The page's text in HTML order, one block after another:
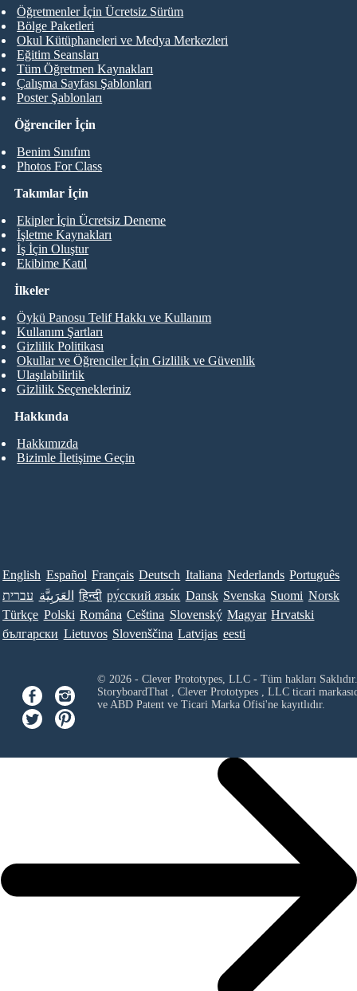
Öğrenciler İçin
Benim Sınıfım
Photos For Class
Öğretmenler İçin Ücretsiz Sürüm
Bölge Paketleri
Okul Kütüphaneleri ve Medya Merkezleri
Eğitim Seansları
Tüm Öğretmen Kaynakları
Çalışma Sayfası Şablonları
Poster Şablonları
Takımlar İçin
Ekipler İçin Ücretsiz Deneme
İşletme Kaynakları
İş İçin Oluştur
Ekibime Katıl
Hakkında
Hakkımızda
Bizimle İletişime Geçin
İlkeler
Öykü Panosu Telif Hakkı ve Kullanım
Kullanım Şartları
Gizlilik Politikası
Okullar ve Öğrenciler İçin Gizlilik ve Güvenlik
Ulaşılabilirlik
Gizlilik Seçenekleriniz
English Español Français Deutsch Italiana Nederlands Português
עברית العَرَبِيَّة हिन्दी ру́сский язы́к Dansk Svenska Suomi Norsk
Türkçe Polski Româna Ceština Slovenský Magyar Hrvatski
български Lietuvos Slovenščina Latvijas eesti
© 2026 - Clever Prototypes, LLC - Tüm hakları Saklıdır.
StoryboardThat , Clever Prototypes , LLCticari
ve ABD Patent ve Ticari Marka Ofisi'ne kayıtlıdır.